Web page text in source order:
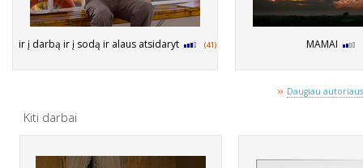
ir į darbą ir į sodą ir alaus atsidaryt (41) MAMAI
» Daugiau
Kiti darbai